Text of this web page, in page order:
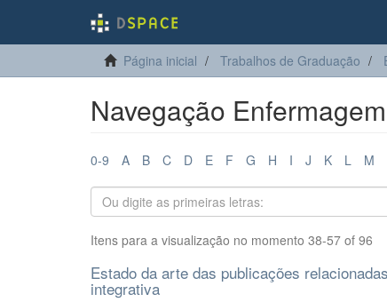
Página inicial Trabalhos de Graduação
Navegação
0-9 A B C D E F G H I J K L M
Itens para a visualização no momento 38-57 of 96
Estado da arte das publicações
integrativa